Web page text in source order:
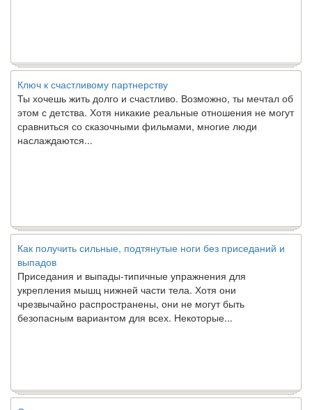
Ключ к счастливому партнерству
Ты хочешь жить долго и счастливо. Возможно, ты мечтал об
этом с детства. Хотя никакие реальные отношения не могут
сравниться со сказочными фильмами, многие люди
наслаждаются...
Как получить сильные, подтянутые ноги без приседаний и
выпадов
Приседания и выпады-типичные упражнения для
укрепления мышц нижней части тела. Хотя они
чрезвычайно распространены, они не могут быть
безопасным вариантом для всех. Некоторые...
Создана программа предсказывающая смерть человека с